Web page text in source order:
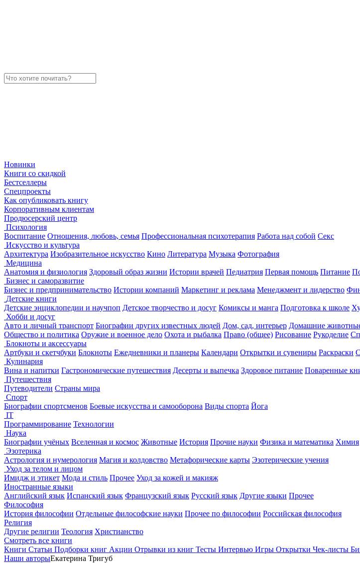
Новинки
Книги со скидкой
Бестселлеры
Спецпроекты
Как опубликовать книгу
Корпоративным клиентам
Продюсерский центр
Психология
Воспитание Отношения, любовь, семья Профессиональная психотерапия Работа над собой Секс
Искусство и культура
Архитектура Изобразительное искусство Кино Литература Музыка Фотография
Медицина
Анатомия и физиология Здоровый образ жизни Истории врачей Педиатрия Первая помощь Питание
Бизнес и саморазвитие
Бизнес и предпринимательство Истории компаний Маркетинг и реклама Менеджмент и лидерство
Детские книги
Детские энциклопедии и научпоп Детское творчество и досуг Комиксы и манга Подготовка к школе
Хобби и досуг
Авто и личный транспорт Биографии других известных людей Дом, сад, интерьер Домашние
Общество и политика Оружие и военное дело Охота и рыбалка Право (общее) Рисование Рукоделие
Блокноты и аксессуары
Артбуки и скетчбуки Блокноты Ежедневники и планеры Календари Открытки и сувениры Раскраски
Кулинария
Вина и напитки Гастрономические путешествия Десерты и выпечка Здоровое питание Поваренные
Путешествия
Путеводители Страны мира
Спорт
Биографии спортсменов Боевые искусства и самооборона Виды спорта Йога
IT
Программирование Технологии
Наука
Биографии учёных Вселенная и космос Животные История Прочие науки Физика и математика Химия
Эзотерика
Астрология и нумерология Магия и колдовство Метафорические карты Эзотерические учения
Уход за телом и лицом
Имидж и этикет Мода и стиль Прочее Уход за кожей и макияж
Иностранные языки
Английский язык Испанский язык Французский язык Русский язык Другие языки Прочее
Философия
История философии Отдельные философские науки Прочее по философии Российская философия
Религия
Другие религии Теология Христианство
Смотреть все книги
Книги Статьи Подборки книг Акции Отрывки из книг Тесты Интервью Игры Открытки Чек-листы
Наши авторыЕкатерина Тригуб